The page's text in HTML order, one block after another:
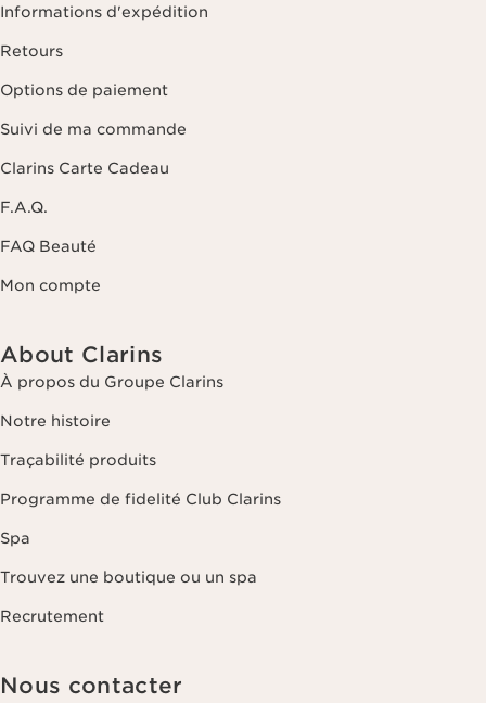
Informations d'expédition
Retours
Options de paiement
Suivi de ma commande
Clarins Carte Cadeau
F.A.Q.
FAQ Beauté
Mon compte
About Clarins
À propos du Groupe Clarins
Notre histoire
Traçabilité produits
Programme de fidelité Club Clarins
Spa
Trouvez une boutique ou un spa
Recrutement
Nous contacter